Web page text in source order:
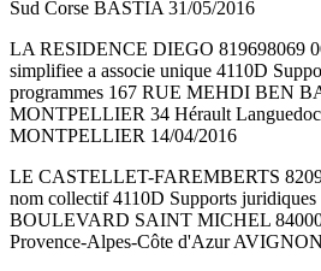
Sud Corse BASTIA 31/05/2016
LA RESIDENCE DIEGO 819698069
simplifiee a associe unique 4110D
programmes 167 RUE MEHDI BEN
MONTPELLIER 34 Hérault
MONTPELLIER 14/04/2016
LE CASTELLET-FAREMBERTS
nom collectif 4110D Supports juridiques
BOULEVARD SAINT MICHEL
Provence-Alpes-Côte d'Azur